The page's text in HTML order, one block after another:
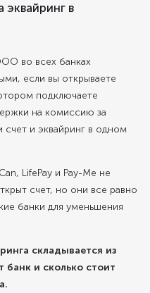
в
во всех банках
если вы открываете
подключаете
на комиссию за
и эквайринг в одном
LifePay и Pay-Me не
счет, но они все равно
банки для уменьшения
складывается из
банк и сколько стоит